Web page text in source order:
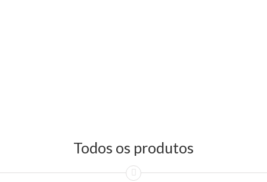
Todos os produtos